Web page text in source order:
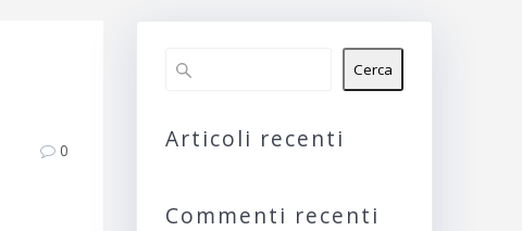
0
Cerca
Articoli recenti
Commenti recenti